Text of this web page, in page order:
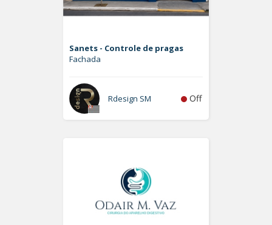
Sanets - Controle de pragas
Fachada
Rdesign SM Off